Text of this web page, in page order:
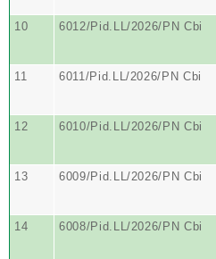
10 6012/Pid.LL/2026/PN Cbi
11 6011/Pid.LL/2026/PN Cbi
12 6010/Pid.LL/2026/PN Cbi
13 6009/Pid.LL/2026/PN Cbi
14 6008/Pid.LL/2026/PN Cbi